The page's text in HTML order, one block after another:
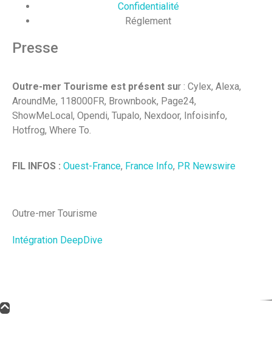
Confidentialité
Réglement
Presse
Outre-mer Tourisme est présent sur : Cylex, Alexa,
AroundMe, 118000FR, Brownbook, Page24,
ShowMeLocal, Opendi, Tupalo, Nexdoor, Infoisinfo,
Hotfrog, Where To.
FIL INFOS : Ouest-France, France Info, PR Newswire
Outre-mer Tourisme
Intégration DeepDive